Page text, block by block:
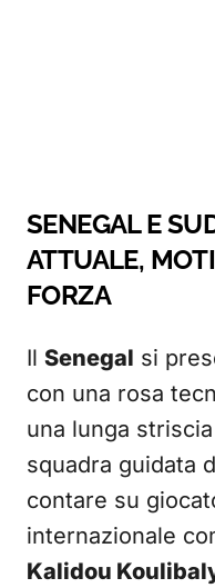
SENEGAL E
ATTUALE,
FORZA
Il Senegal si
con una rosa
una lunga
squadra guidata
contare su
internazionale
Kalidou